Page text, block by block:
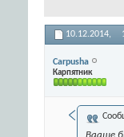
10.12.2014,
Carpusha
Карпятник